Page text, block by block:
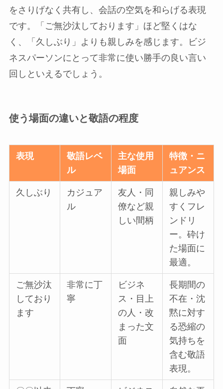
をさりげなく共有し、会話の空気を和らげる表現
です。「ご無沙汰しております」ほど堅くはな
く、「久しぶり」よりも親しみを感じます。ビジ
ネスパーソンにとって非常に使い勝手の良い言い
回しといえるでしょう。
使う場面の違いと敬語の程度
表現
敬語レベ
ル
主な使用
場面
特徴・ニ
ュアンス
久しぶり
カジュア
ル
友人・同
僚など親
しい間柄
親しみや
すくフレ
ンドリ
ー。砕け
た場面に
最適。
ご無沙汰
しており
ます
非常に丁
寧
ビジネ
ス・目上
の人・改
まった文
面
長期間の
不在・沈
黙に対す
る恐縮の
気持ちを
含む敬語
表現。